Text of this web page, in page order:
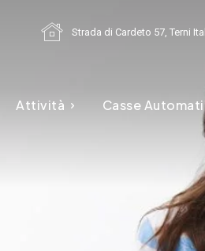
Strada di Cardeto 57, Terni
Attività Casse